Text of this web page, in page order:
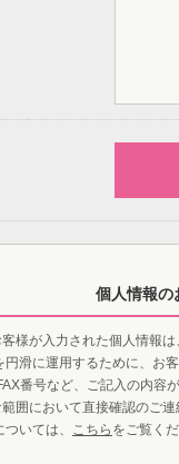
個人情報の
様が入力された個人情報
円滑に運用するために、お
番号など、ご記入の内容
囲において直接確認のご
いては、 こちら をご覧くだ